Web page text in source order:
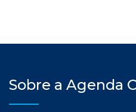
Sobre a Agenda